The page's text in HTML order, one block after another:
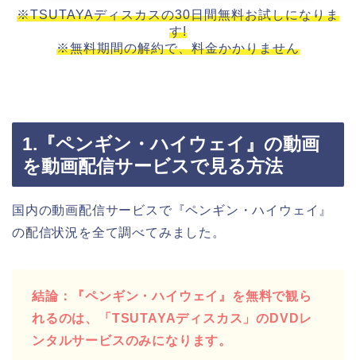
※TSUTAYAディスカスの30日間無料お試しになりま
す!
※無料期間の解約で、料金かかりません
1.『ペンギン・ハイウェイ』の動画
を動画配信サービスで見る方法
国内の動画配信サービスで『ペンギン・ハイウェイ』
の配信状況を全て調べてみました。
結論：『ペンギン・ハイウェイ』を無料で観ら
れるのは、「TSUTAYAディスカス」のDVDレ
ンタルサービスのみになります。